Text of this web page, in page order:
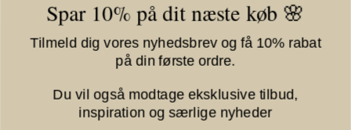
Nyhed
Spar 10% på dit næste køb 🌸
Tilmeld dig vores nyhedsbrev og få 10% rabat
på din første ordre.
Du vil også modtage eksklusive tilbud,
inspiration og særlige nyheder